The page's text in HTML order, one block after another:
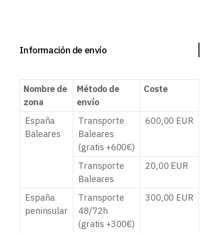
Información de envío
Nombre de
zona
Método de
envío
Coste
España
Baleares
Transporte
Baleares
(gratis +600€)
600,00 EUR
Transporte
Baleares
20,00 EUR
España
peninsular
Transporte
48/72h
(gratis +300€)
300,00 EUR